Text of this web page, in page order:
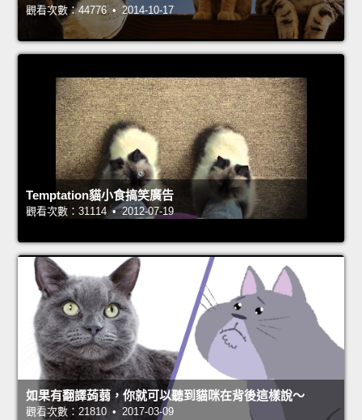
觀看次數：44776 • 2014-10-17
Temptation貓小食搞笑廣告
觀看次數：31114 • 2012-07-19
如果有翻譯蒟蒻，你就可以聽到貓咪在背後這樣說～
觀看次數：21810 • 2017-03-09